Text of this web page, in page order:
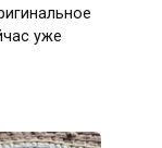
уже